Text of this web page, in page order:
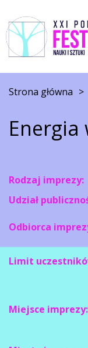
Strona główna >
Energia
Rodzaj imprezy:
Udział
Odbiorca
Limit
Miejsce imprezy: